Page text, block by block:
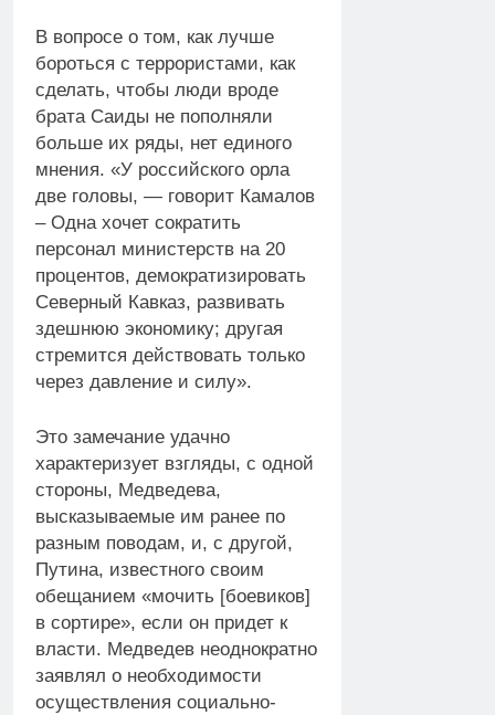
В вопросе о том, как лучше
бороться с террористами, как
сделать, чтобы люди вроде
брата Саиды не пополняли
больше их ряды, нет единого
мнения. «У российского орла
две головы, — говорит Камалов
– Одна хочет сократить
персонал министерств на 20
процентов, демократизировать
Северный Кавказ, развивать
здешнюю экономику; другая
стремится действовать только
через давление и силу».
Это замечание удачно
характеризует взгляды, с одной
стороны, Медведева,
высказываемые им ранее по
разным поводам, и, с другой,
Путина, известного своим
обещанием «мочить [боевиков]
в сортире», если он придет к
власти. Медведев неоднократно
заявлял о необходимости
осуществления социально-